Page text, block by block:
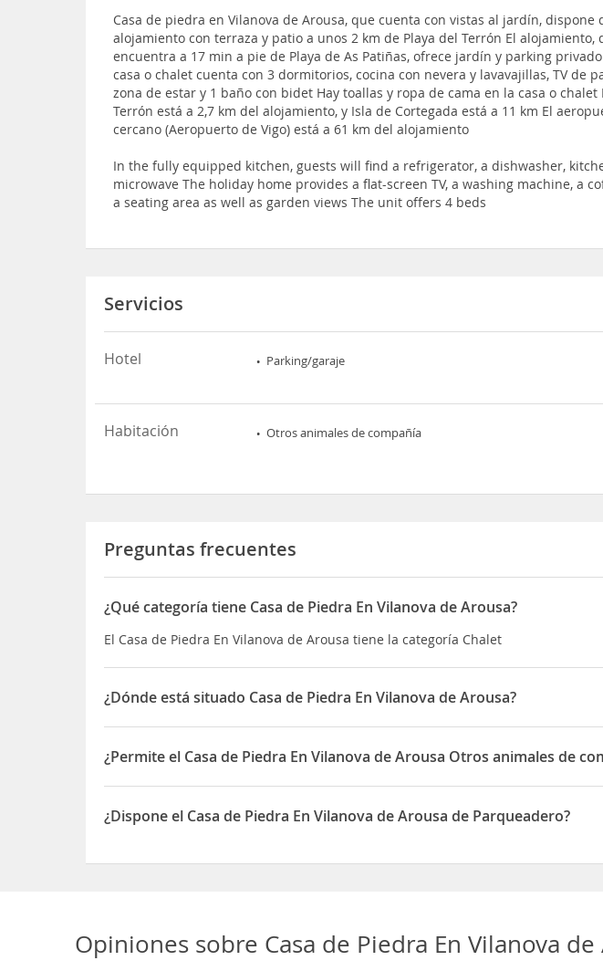
Casa de piedra en Vilanova de Arousa, que cuenta con vistas al jardín, dispone
alojamiento con terraza y patio a unos 2 km de Playa del Terrón El alojamiento,
encuentra a 17 min a pie de Playa de As Patiñas, ofrece jardín y parking
casa o chalet cuenta con 3 dormitorios, cocina con nevera y lavavajillas, TV de
zona de estar y 1 baño con bidet Hay toallas y ropa de cama en la casa o chalet
Terrón está a 2,7 km del alojamiento, y Isla de Cortegada está a 11 km El
cercano (Aeropuerto de Vigo) está a 61 km del alojamiento
In the fully equipped kitchen, guests will find a refrigerator, a dishwasher,
microwave The holiday home provides a flat-screen TV, a washing machine, a
a seating area as well as garden views The unit offers 4 beds
Servicios
Hotel Parking/garaje
Habitación Otros animales de compañía
Preguntas frecuentes
¿Qué categoría tiene Casa de Piedra En Vilanova de Arousa?
El Casa de Piedra En Vilanova de Arousa tiene la categoría Chalet
¿Dónde está situado Casa de Piedra En Vilanova de Arousa?
El Casa de Piedra En Vilanova de Arousa está situado en Cores, Vilanova de
¿Permite el Casa de Piedra En Vilanova de Arousa Otros animales de
Sí, el Casa de Piedra En Vilanova de Arousa permite Otros animales de
¿Dispone el Casa de Piedra En Vilanova de Arousa de Parqueadero?
Opiniones sobre Casa de Piedra En Vilanova de